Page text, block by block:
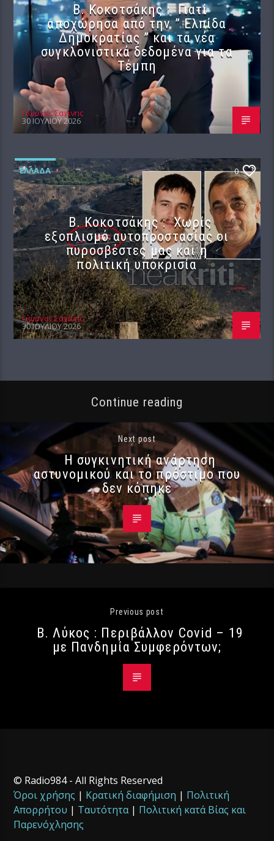
Β. Κοκοτσάκης : Γιατί
αποχώρησα από την ” Ελπίδα
Δημοκρατίας ” και τα νέα
συγκλονιστικά δεδομένα για τα
Τέμπη
Γιώργος Σαχίνης
30 ΙΟΥΛΊΟΥ 2026
ΕΛΛΆΔΑ 0
Β. Κοκοτσάκης : Χωρίς
εξοπλισμό αυτοπροστασίας οι
πυροσβέστες μας και η
πολιτική υποκρισία
Γιώργος Σαχίνης
30 ΙΟΥΛΊΟΥ 2026
Continue reading
Next post
Η συγκινητική ανάρτηση
αστυνομικού και το πρόστιμο που
δεν κόπηκε
Previous post
Β. Λύκος : Περιβάλλον Covid – 19
με Πανδημία Συμφερόντων;
© Radio984 - All Rights Reserved
Όροι χρήσης | Κρατική διαφήμιση | Πολιτική
Απορρήτου | Ταυτότητα| Πολιτική κατά Βίας και
Παρενόχλησης